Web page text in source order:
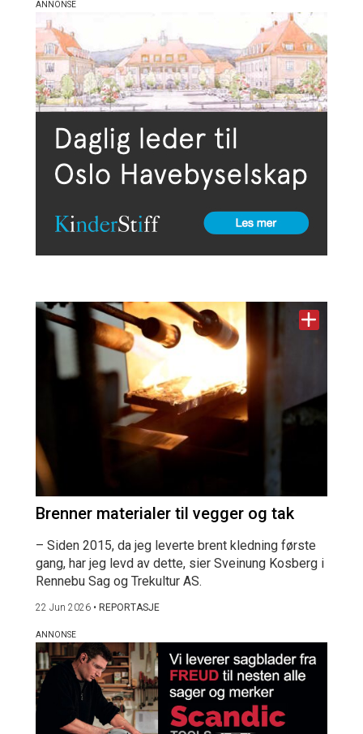
Brenner materialer til vegger og tak
– Siden 2015, da jeg leverte brent kledning første
gang, har jeg levd av dette, sier Sveinung Kosberg i
Rennebu Sag og Trekultur AS.
22 Jun 2026 • REPORTASJE